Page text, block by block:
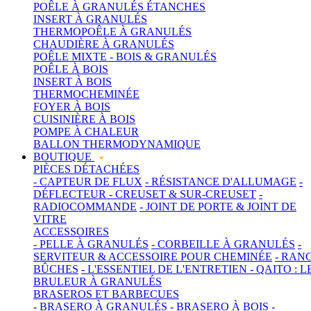
POÊLE À GRANULÉS ÉTANCHES
INSERT À GRANULÉS
THERMOPOÊLE À GRANULÉS
CHAUDIÈRE À GRANULÉS
POÊLE MIXTE - BOIS & GRANULÉS
POÊLE À BOIS
INSERT À BOIS
THERMOCHEMINÉE
FOYER À BOIS
CUISINIÈRE À BOIS
POMPE À CHALEUR
BALLON THERMODYNAMIQUE
BOUTIQUE
PIÈCES DÉTACHÉES
- CAPTEUR DE FLUX - RÉSISTANCE D'ALLUMAGE -
DÉFLECTEUR - CREUSET & SUR-CREUSET -
RADIOCOMMANDE - JOINT DE PORTE & JOINT DE
VITRE
ACCESSOIRES
- PELLE À GRANULÉS - CORBEILLE À GRANULÉS -
SERVITEUR & ACCESSOIRE POUR CHEMINÉE -
BÛCHES - L'ESSENTIEL DE L'ENTRETIEN - QAITO :
BRULEUR À GRANULÉS
BRASEROS ET BARBECUES
- BRASERO À GRANULÉS - BRASERO À BOIS -